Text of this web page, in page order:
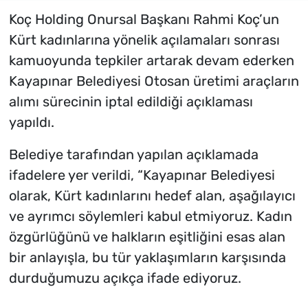
Koç Holding Onursal Başkanı Rahmi Koç’un
Kürt kadınlarına yönelik açılamaları sonrası
kamuoyunda tepkiler artarak devam ederken
Kayapınar Belediyesi Otosan üretimi araçların
alımı sürecinin iptal edildiği açıklaması
yapıldı.
Belediye tarafından yapılan açıklamada
ifadelere yer verildi, “Kayapınar Belediyesi
olarak, Kürt kadınlarını hedef alan, aşağılayıcı
ve ayrımcı söylemleri kabul etmiyoruz. Kadın
özgürlüğünü ve halkların eşitliğini esas alan
bir anlayışla, bu tür yaklaşımların karşısında
durduğumuzu açıkça ifade ediyoruz.